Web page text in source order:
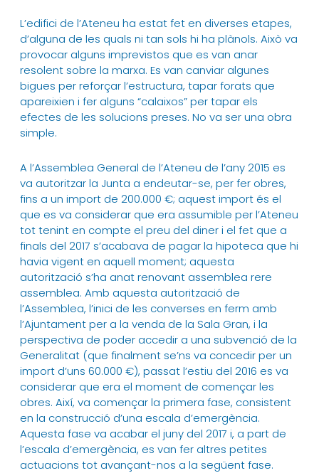
L’edifici de l’Ateneu ha estat fet en diverses etapes,
d’alguna de les quals ni tan sols hi ha plànols. Això va
provocar alguns imprevistos que es van anar
resolent sobre la marxa. Es van canviar algunes
bigues per reforçar l’estructura, tapar forats que
apareixien i fer alguns “calaixos” per tapar els
efectes de les solucions preses. No va ser una obra
simple.
A l’Assemblea General de l’Ateneu de l’any 2015 es
va autoritzar la Junta a endeutar-se, per fer obres,
fins a un import de 200.000 €; aquest import és el
que es va considerar que era assumible per l’Ateneu
tot tenint en compte el preu del diner i el fet que a
finals del 2017 s’acabava de pagar la hipoteca que hi
havia vigent en aquell moment; aquesta
autorització s’ha anat renovant assemblea rere
assemblea. Amb aquesta autorització de
l’Assemblea, l’inici de les converses en ferm amb
l’Ajuntament per a la venda de la Sala Gran, i la
perspectiva de poder accedir a una subvenció de la
Generalitat (que finalment se’ns va concedir per un
import d’uns 60.000 €), passat l’estiu del 2016 es va
considerar que era el moment de començar les
obres. Així, va començar la primera fase, consistent
en la construcció d’una escala d’emergència.
Aquesta fase va acabar el juny del 2017 i, a part de
l’escala d’emergència, es van fer altres petites
actuacions tot avançant-nos a la següent fase.